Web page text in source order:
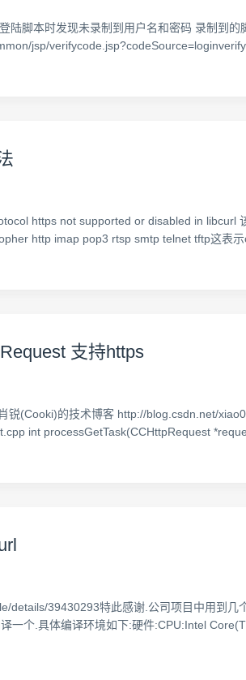
陆脚本时发现未录制到用户名和密码 录制到
jsp/
https not supported or disabled in libcurl
http imap pop3 rtsp smtp telnet tftp这表
支持https
锐(Cooki)的技术博客 http://blog.csdn.net/
int processGetTask(CCHttpRequest
details/39430293特此感谢.公司项目中用到
一个.具体编译环境如下:硬件:CPU:Intel